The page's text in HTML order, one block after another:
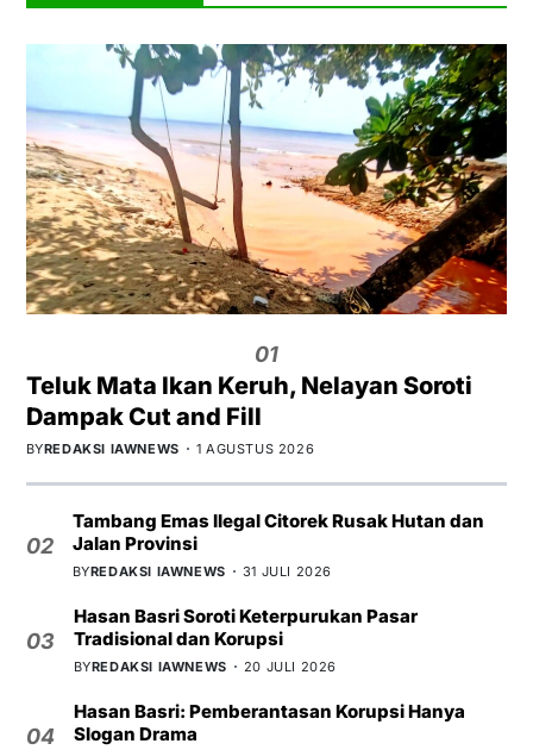
01
Teluk Mata Ikan Keruh, Nelayan Soroti
Dampak Cut and Fill
BYREDAKSI IAWNEWS 1 AGUSTUS 2026
02
Tambang Emas Ilegal Citorek Rusak Hutan dan
Jalan Provinsi
BYREDAKSI IAWNEWS 31 JULI 2026
03
Hasan Basri Soroti Keterpurukan Pasar
Tradisional dan Korupsi
BYREDAKSI IAWNEWS 20 JULI 2026
04
Hasan Basri: Pemberantasan Korupsi Hanya
Slogan Drama